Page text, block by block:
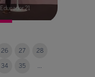
21
26 27 28
34 35 ...